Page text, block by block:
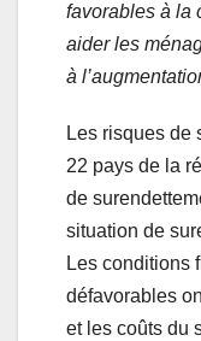
favorables à la
aider les
à
Les risques de
22 pays de la
de
situation de
Les conditions
défavorables
et les coûts du